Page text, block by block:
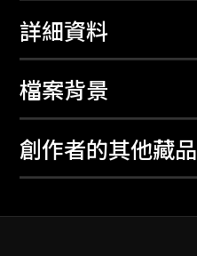
詳細資料
檔案背景
創作者的其他藏品